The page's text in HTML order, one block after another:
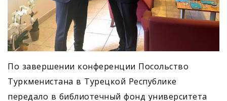
По завершении конференции Посольство
Туркменистана в Турецкой Республике
передало в библиотечный фонд университета